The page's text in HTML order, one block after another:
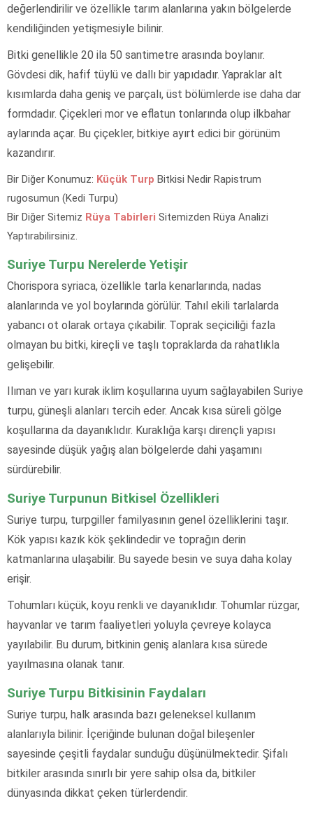
değerlendirilir ve özellikle tarım alanlarına yakın bölgelerde
kendiliğinden yetişmesiyle bilinir.
Bitki genellikle 20 ila 50 santimetre arasında boylanır.
Gövdesi dik, hafif tüylü ve dallı bir yapıdadır. Yapraklar alt
kısımlarda daha geniş ve parçalı, üst bölümlerde ise daha dar
formdadır. Çiçekleri mor ve eflatun tonlarında olup ilkbahar
aylarında açar. Bu çiçekler, bitkiye ayırt edici bir görünüm
kazandırır.
Bir Diğer Konumuz: Küçük Turp Bitkisi Nedir Rapistrum
rugosumun (Kedi Turpu)
Bir Diğer Sitemiz Rüya Tabirleri Sitemizden Rüya Analizi
Yaptırabilirsiniz.
Suriye Turpu Nerelerde Yetişir
Chorispora syriaca, özellikle tarla kenarlarında, nadas
alanlarında ve yol boylarında görülür. Tahıl ekili tarlalarda
yabancı ot olarak ortaya çıkabilir. Toprak seçiciliği fazla
olmayan bu bitki, kireçli ve taşlı topraklarda da rahatlıkla
gelişebilir.
Ilıman ve yarı kurak iklim koşullarına uyum sağlayabilen Suriye
turpu, güneşli alanları tercih eder. Ancak kısa süreli gölge
koşullarına da dayanıklıdır. Kuraklığa karşı dirençli yapısı
sayesinde düşük yağış alan bölgelerde dahi yaşamını
sürdürebilir.
Suriye Turpunun Bitkisel Özellikleri
Suriye turpu, turpgiller familyasının genel özelliklerini taşır.
Kök yapısı kazık kök şeklindedir ve toprağın derin
katmanlarına ulaşabilir. Bu sayede besin ve suya daha kolay
erişir.
Tohumları küçük, koyu renkli ve dayanıklıdır. Tohumlar rüzgar,
hayvanlar ve tarım faaliyetleri yoluyla çevreye kolayca
yayılabilir. Bu durum, bitkinin geniş alanlara kısa sürede
yayılmasına olanak tanır.
Suriye Turpu Bitkisinin Faydaları
Suriye turpu, halk arasında bazı geleneksel kullanım
alanlarıyla bilinir. İçeriğinde bulunan doğal bileşenler
sayesinde çeşitli faydalar sunduğu düşünülmektedir. Şifalı
bitkiler arasında sınırlı bir yere sahip olsa da, bitkiler
dünyasında dikkat çeken türlerdendir.